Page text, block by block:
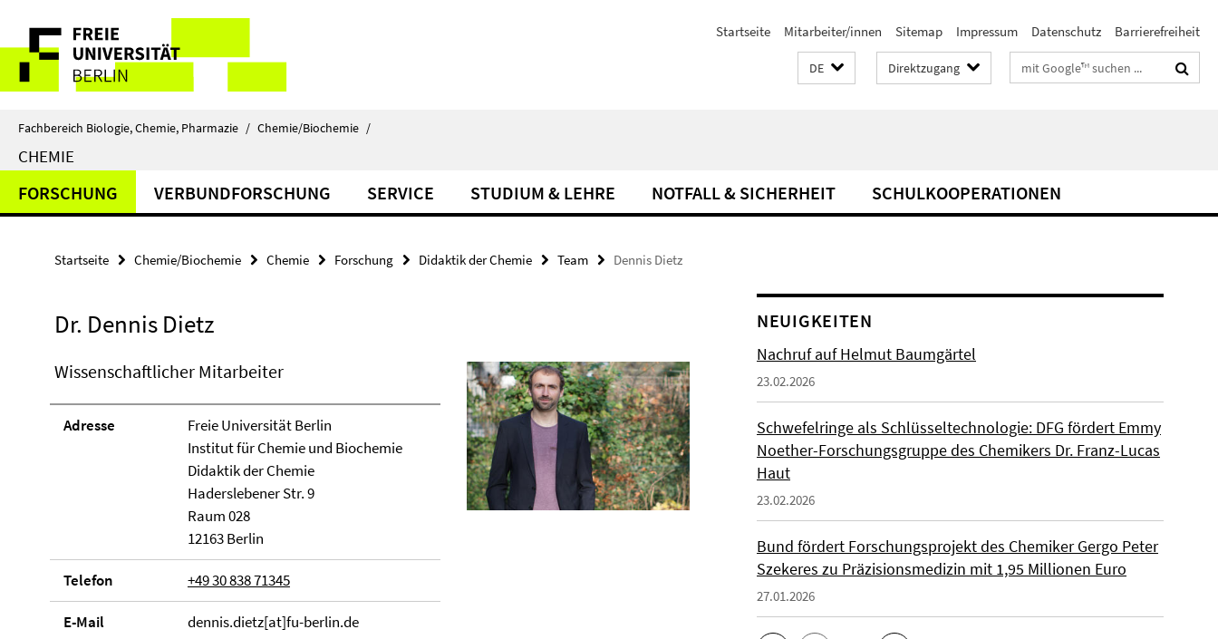
direkt
Inhalt
Service-
Navigation
Startseite Mitarbeiter/innen Sitemap Impressum Datenschutz Barrierefreiheit
DE Direktzugang Suchbegriffe
Fachbereich Biologie, Chemie, Pharmazie / Chemie/Biochemie /
CHEMIE
FORSCHUNG VERBUNDFORSCHUNG SERVICE STUDIUM & LEHRE NOTFALL & SICHERHEIT SCHULKOOPERATIONEN
Startseite Chemie/Biochemie Chemie Forschung Didaktik der Chemie Team Dennis Dietz
Dr. Dennis Dietz
Wissenschaftlicher Mitarbeiter
Adresse
Freie Universität Berlin
Institut für Chemie und Biochemie
Didaktik der Chemie
Haderslebener Str. 9
Raum 028
12163 Berlin
Telefon +49 30 838 71345
E-Mail dennis.dietz[at]fu-berlin.de
NEUIGKEITEN
Nachruf auf Helmut Baumgärtel
23.02.2026
Schwefelringe als Schlüsseltechnologie: DFG fördert Emmy
Noether-Forschungsgruppe des Chemikers Dr. Franz-Lucas
Haut
23.02.2026
Bund fördert Forschungsprojekt des Chemiker Gergo Peter
Szekeres zu Präzisionsmedizin mit 1,95 Millionen Euro
27.01.2026